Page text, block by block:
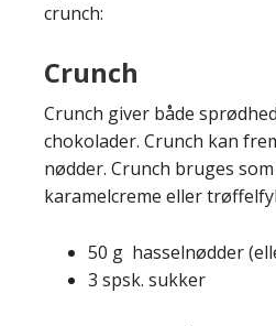
crunch:
Crunch
Crunch giver både
chokolader. Crunch kan
nødder. Crunch bruges
karamelcreme eller
50 g hasselnødder
3 spsk. sukker